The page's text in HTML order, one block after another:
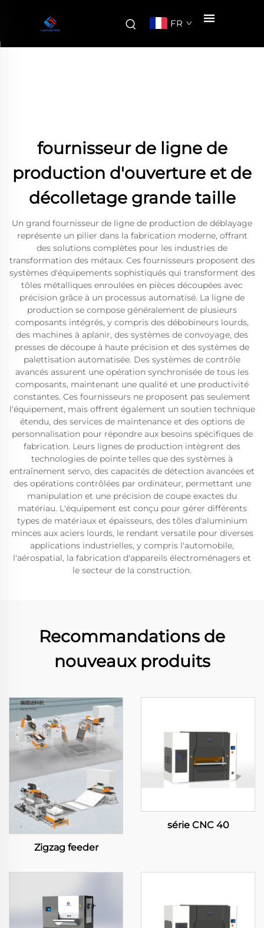
FR
fournisseur de ligne de
production d'ouverture et de
décolletage grande taille
Un grand fournisseur de ligne de production de déblayage
représente un pilier dans la fabrication moderne, offrant
des solutions complètes pour les industries de
transformation des métaux. Ces fournisseurs proposent des
systèmes d'équipements sophistiqués qui transforment des
tôles métalliques enroulées en pièces découpées avec
précision grâce à un processus automatisé. La ligne de
production se compose généralement de plusieurs
composants intégrés, y compris des débobineurs lourds,
des machines à aplanir, des systèmes de convoyage, des
presses de découpe à haute précision et des systèmes de
palettisation automatisée. Des systèmes de contrôle
avancés assurent une opération synchronisée de tous les
composants, maintenant une qualité et une productivité
constantes. Ces fournisseurs ne proposent pas seulement
l'équipement, mais offrent également un soutien technique
étendu, des services de maintenance et des options de
personnalisation pour répondre aux besoins spécifiques de
fabrication. Leurs lignes de production intègrent des
technologies de pointe telles que des systèmes à
entraînement servo, des capacités de détection avancées et
des opérations contrôlées par ordinateur, permettant une
manipulation et une précision de coupe exactes du
matériau. L'équipement est conçu pour gérer différents
types de matériaux et épaisseurs, des tôles d'aluminium
minces aux aciers lourds, le rendant versatile pour diverses
applications industrielles, y compris l'automobile,
l'aérospatial, la fabrication d'appareils électroménagers et
le secteur de la construction.
Recommandations de
nouveaux produits
Zigzag feeder
série CNC 40